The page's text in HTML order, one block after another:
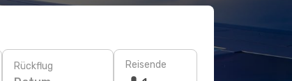
Rückflug Reisende